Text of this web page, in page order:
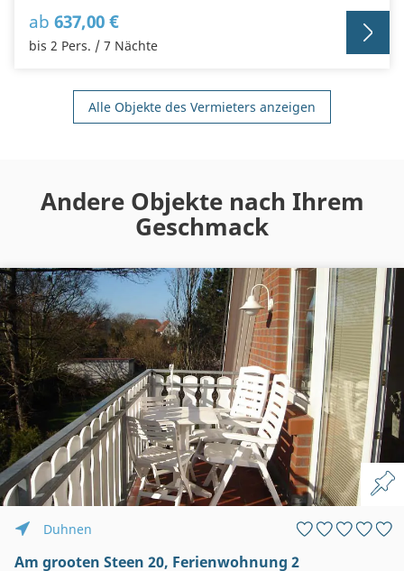
ab 637,00 €
bis 2 Pers. / 7 Nächte
Alle Objekte des Vermieters anzeigen
Andere Objekte nach Ihrem
Geschmack
Duhnen
Am grooten Steen 20, Ferienwohnung 2